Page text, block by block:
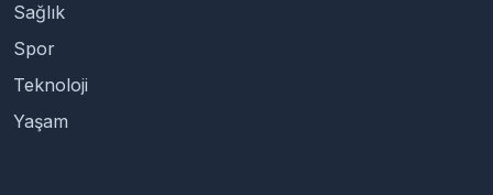
Sağlık
Spor
Teknoloji
Yaşam